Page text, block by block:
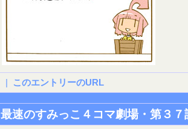
| このエントリーのURL
最速のすみっこ４コマ劇場・第３